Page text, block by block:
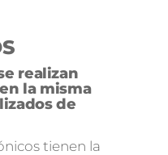
realizan
la misma
de
tienen la